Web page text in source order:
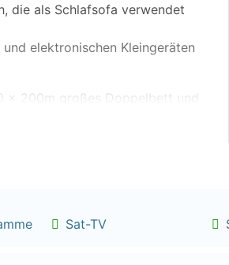
die als Schlafsofa verwendet
elektronischen Kleingeräten
x 200m großes Doppelbett und
befindet sich auf dem
ca. 4qm (Wäscheplatz
in Richtung Hafen.
Sat-TV